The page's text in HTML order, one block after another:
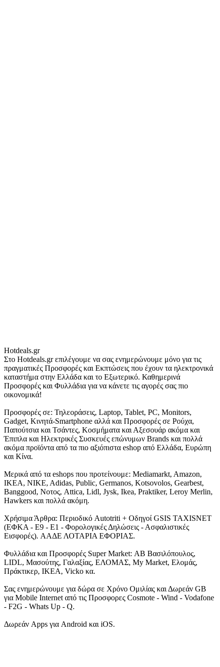
Hotdeals.gr
Στο Hotdeals.gr επιλέγουμε να σας ενημερώνουμε μόνο για τις
πραγματικές Προσφορές και Εκπτώσεις που έχουν τα ηλεκτρονικά
καταστήμα στην Ελλάδα και το Εξωτερικό. Καθημερινά
Προσφορές και Φυλλάδια για να κάνετε τις αγορές σας πιο
οικονομικά!
Προσφορές σε: Τηλεοράσεις, Laptop, Tablet, PC, Monitors,
Gadget, Κινητά-Smartphone αλλά και Προσφορές σε Ρούχα,
Παπούτσια και Τσάντες, Κοσμήματα και Αξεσουάρ ακόμα και
Έπιπλα και Ηλεκτρικές Συσκευές επώνυμων Brands και πολλά
ακόμα προϊόντα από τα πιο αξιόπιστα eshop από Ελλάδα, Ευρώπη
και Κίνα.
Μερικά από τα eshops που προτείνουμε: Mediamarkt, Amazon,
IKEA, NIKE, Adidas, Public, Germanos, Kotsovolos, Gearbest,
Banggood, Νοτος, Attica, Lidl, Jysk, Ikea, Praktiker, Leroy Merlin,
Hawkers και πολλά ακόμη.
Χρήσιμα Άρθρα: Περιοδικό Autotriti + Οδηγοί GSIS TAXISNET
(ΕΦΚΑ - Ε9 - Ε1 - Φορολογικές Δηλώσεις - Ασφαλιστικές
Εισφορές). ΑΑΔΕ ΛΟΤΑΡΙΑ ΕΦΟΡΙΑΣ.
Φυλλάδια και Προσφορές Super Market: ΑΒ Βασιλόπουλος,
LIDL, Μασούτης, Γαλαξίας, ΕΛΟΜΑΣ, My Market, Ελομάς,
Πράκτικερ, ΙΚΕΑ, Vicko κα.
Σας ενημερώνουμε για δώρα σε Χρόνο Ομιλίας και Δωρεάν GB
για Mobile Internet από τις Προσφορες Cosmote - Wind - Vodafone
- F2G - Whats Up - Q.
Δωρεάν Apps για Android και iOS.